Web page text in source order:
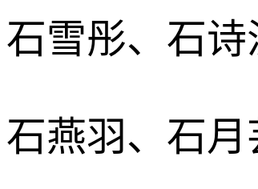
石雪彤、石
石燕羽、石